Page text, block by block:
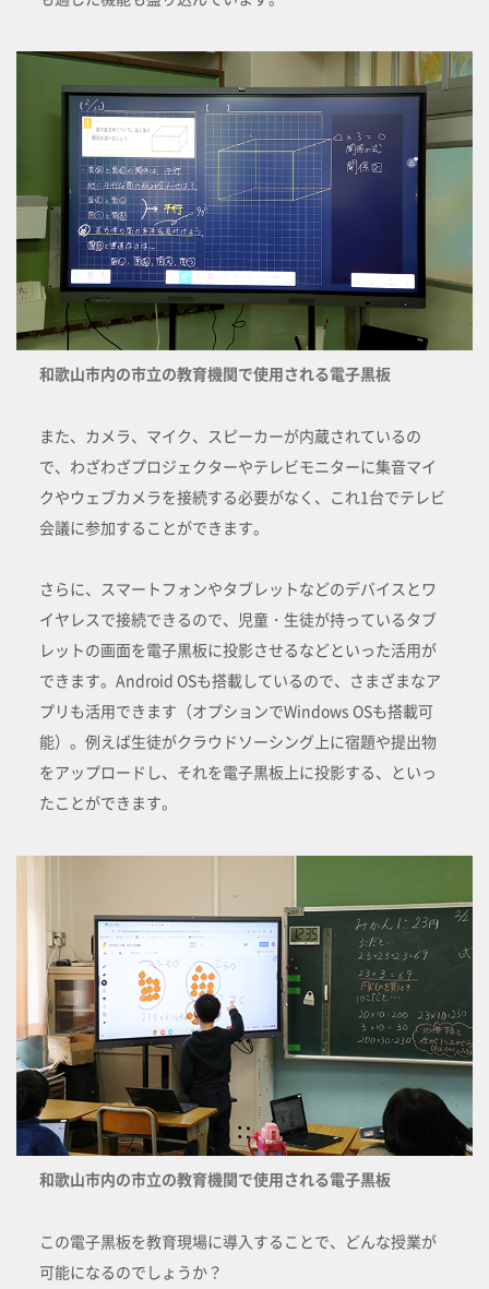
和歌山市内の市立の教育機関で使用される電子黒板
また、カメラ、マイク、スピーカーが内蔵されているの
で、わざわざプロジェクターやテレビモニターに集音マイ
クやウェブカメラを接続する必要がなく、これ1台でテレビ
会議に参加することができます。
さらに、スマートフォンやタブレットなどのデバイスとワ
イヤレスで接続できるので、児童・生徒が持っているタブ
レットの画面を電子黒板に投影させるなどといった活用が
できます。Android OSも搭載しているので、さまざまなア
プリも活用できます（オプションでWindows OSも搭載可
能）。例えば生徒がクラウドソーシング上に宿題や提出物
をアップロードし、それを電子黒板上に投影する、といっ
たことができます。
和歌山市内の市立の教育機関で使用される電子黒板
この電子黒板を教育現場に導入することで、どんな授業が
可能になるのでしょうか？